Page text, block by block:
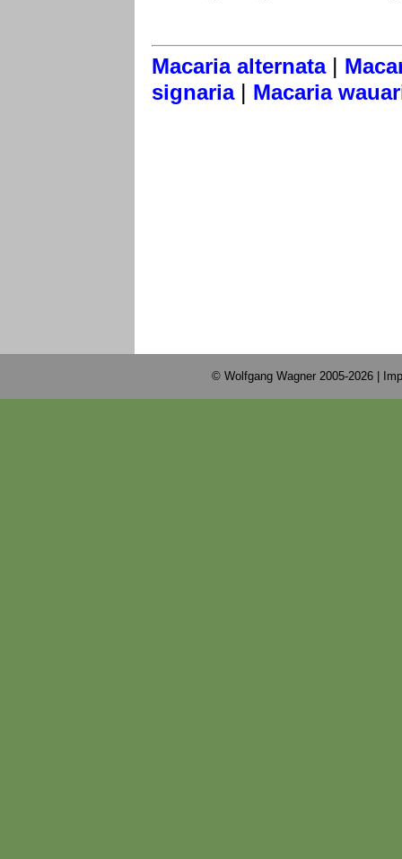
Macaria alternata|
signaria| Macaria
© Wolfgang Wagner 2005-2026 |